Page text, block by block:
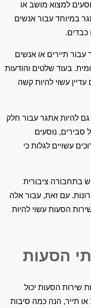
למצוא מושב או
במיוחד עבור אנשים
כבדים.
תיירים או אנשים
בעוד שלטים והודעות
עשוי להיות קשה
להיות אתגר עבור חלק
סבירים, נוסעים
עשויים לגלות כי
בתחבורה ציבורית
עם זאת, עבור אלה
הסעות עשוי להיות
הסעות
שירות הסעות יכול
תייר, הנה כמה סיבות